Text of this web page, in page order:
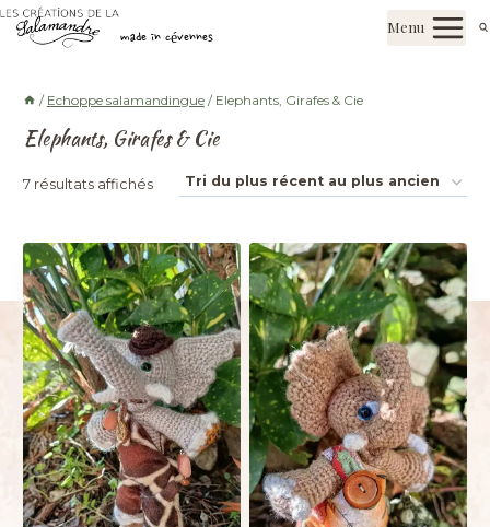
Aller
au
made in cévennes
Menu
/ Echoppe salamandingue / Elephants, Girafes & Cie
Elephants, Girafes & Cie
7 résultats affichésTrié
plus
récent
au
plus
ancien